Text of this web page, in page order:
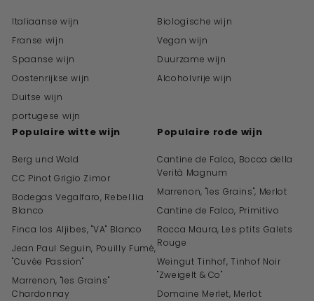
Italiaanse wijn
Franse wijn
Spaanse wijn
Oostenrijkse wijn
Duitse wijn
portugese wijn
Biologische wijn
Vegan wijn
Duurzame wijn
Alcoholvrije wijn
Populaire witte wijn
Berg und Wald
CC Pinot Grigio Zimor
Bodegas Vegalfaro, Rebel.lia
Blanco
Finca los Aljibes, "VA" Blanco
Jean Paul Seguin, Pouilly Fumé,
"Cuvée Passion"
Marrenon, "les Grains"
Chardonnay
Populaire rode wijn
Cantine de Falco, Bocca della
Verità Magnum
Marrenon, "les Grains", Merlot
Cantine de Falco, Primitivo
Rocca Maura, Les ptits Galets
Rouge
Weingut Tinhof, Tinhof Noir
"Zweigelt & Co"
Domaine Merlet, Merlot